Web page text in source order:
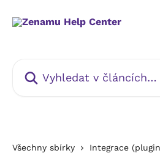
Všechny sbírky
Integrace